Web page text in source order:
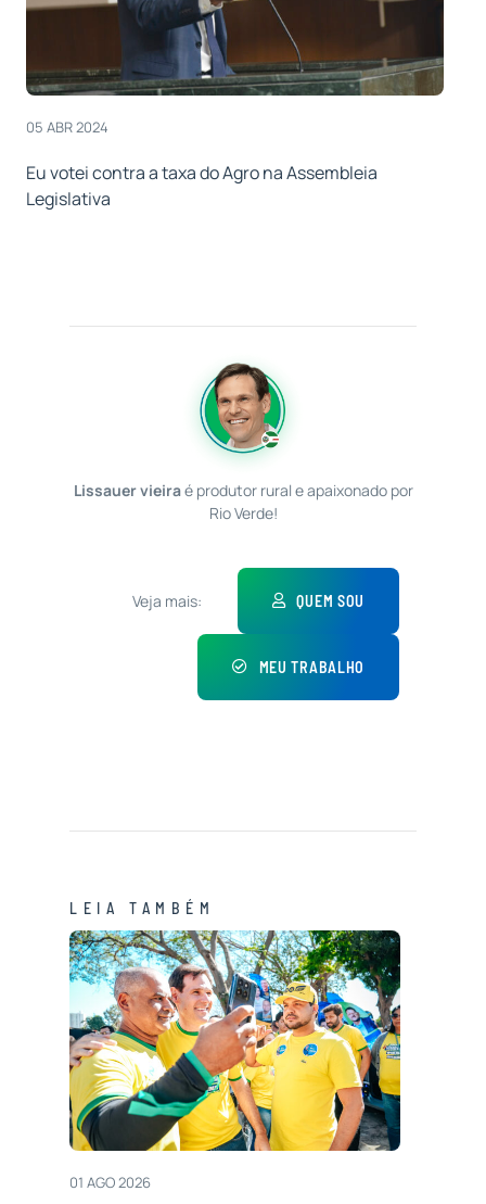
05 ABR 2024
Eu votei contra a taxa do Agro na Assembleia
Legislativa
Lissauer vieiraé produtor rural e apaixonado por
Rio Verde!
Veja mais: QUEM SOU
MEU TRABALHO
LEIA TAMBÉM
01 AGO 2026